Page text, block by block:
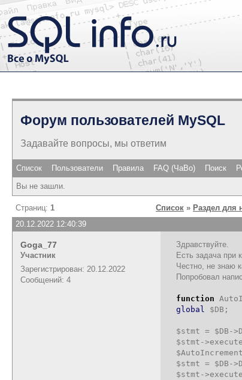
Форум пользователей MySQL
Задавайте вопросы, мы ответим
Список Пользователи Правила FAQ (ЧаВо) Поиск
Вы не зашли.
Страниц: 1 Список » Раздел для
20.12.2022 12:40:39
Goga_77
Участник
Зарегистрирован: 20.12.2022
Сообщений: 4
Здравствуйте.
Есть задача при
Честно, не знаю
Попробовал
function
global
$DB ;
$stmt = $DB ->
$stmt ->execute
$AutoIncrement
$stmt = $DB ->
$stmt ->execute